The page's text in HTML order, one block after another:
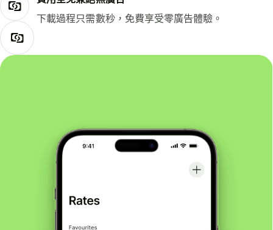
下載過程只需數秒，免費享受零廣告體驗。